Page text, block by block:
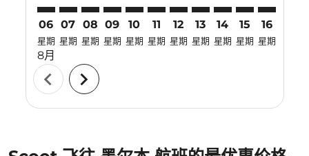
06
星期
8月
07
星期
08
星期
09
星期
10
星期
11
星期
12
星期
13
星期
14
星期
15
星期
16
星期
chevron_left chevron_right